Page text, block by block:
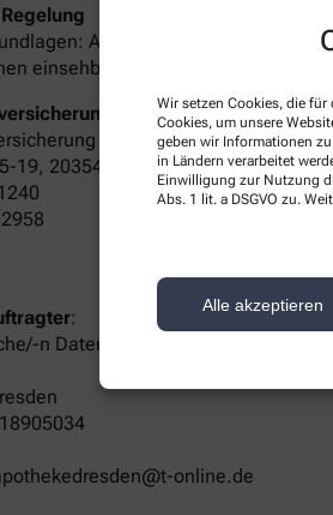
Wir setzen Cookies, die
Cookies, um unsere
geben wir Informationen
in Ländern verarbeitet
Einwilligung zur Nutzung
Abs. 1 lit. a DSGVO zu.
Alle akzeptieren
Apothekengesetz,
einsehbar auf der Internetseite
mit Anschrift, gültig im
19, 20354 Hamburg
:
n Datenschutzbeauftragte/-n
online.de